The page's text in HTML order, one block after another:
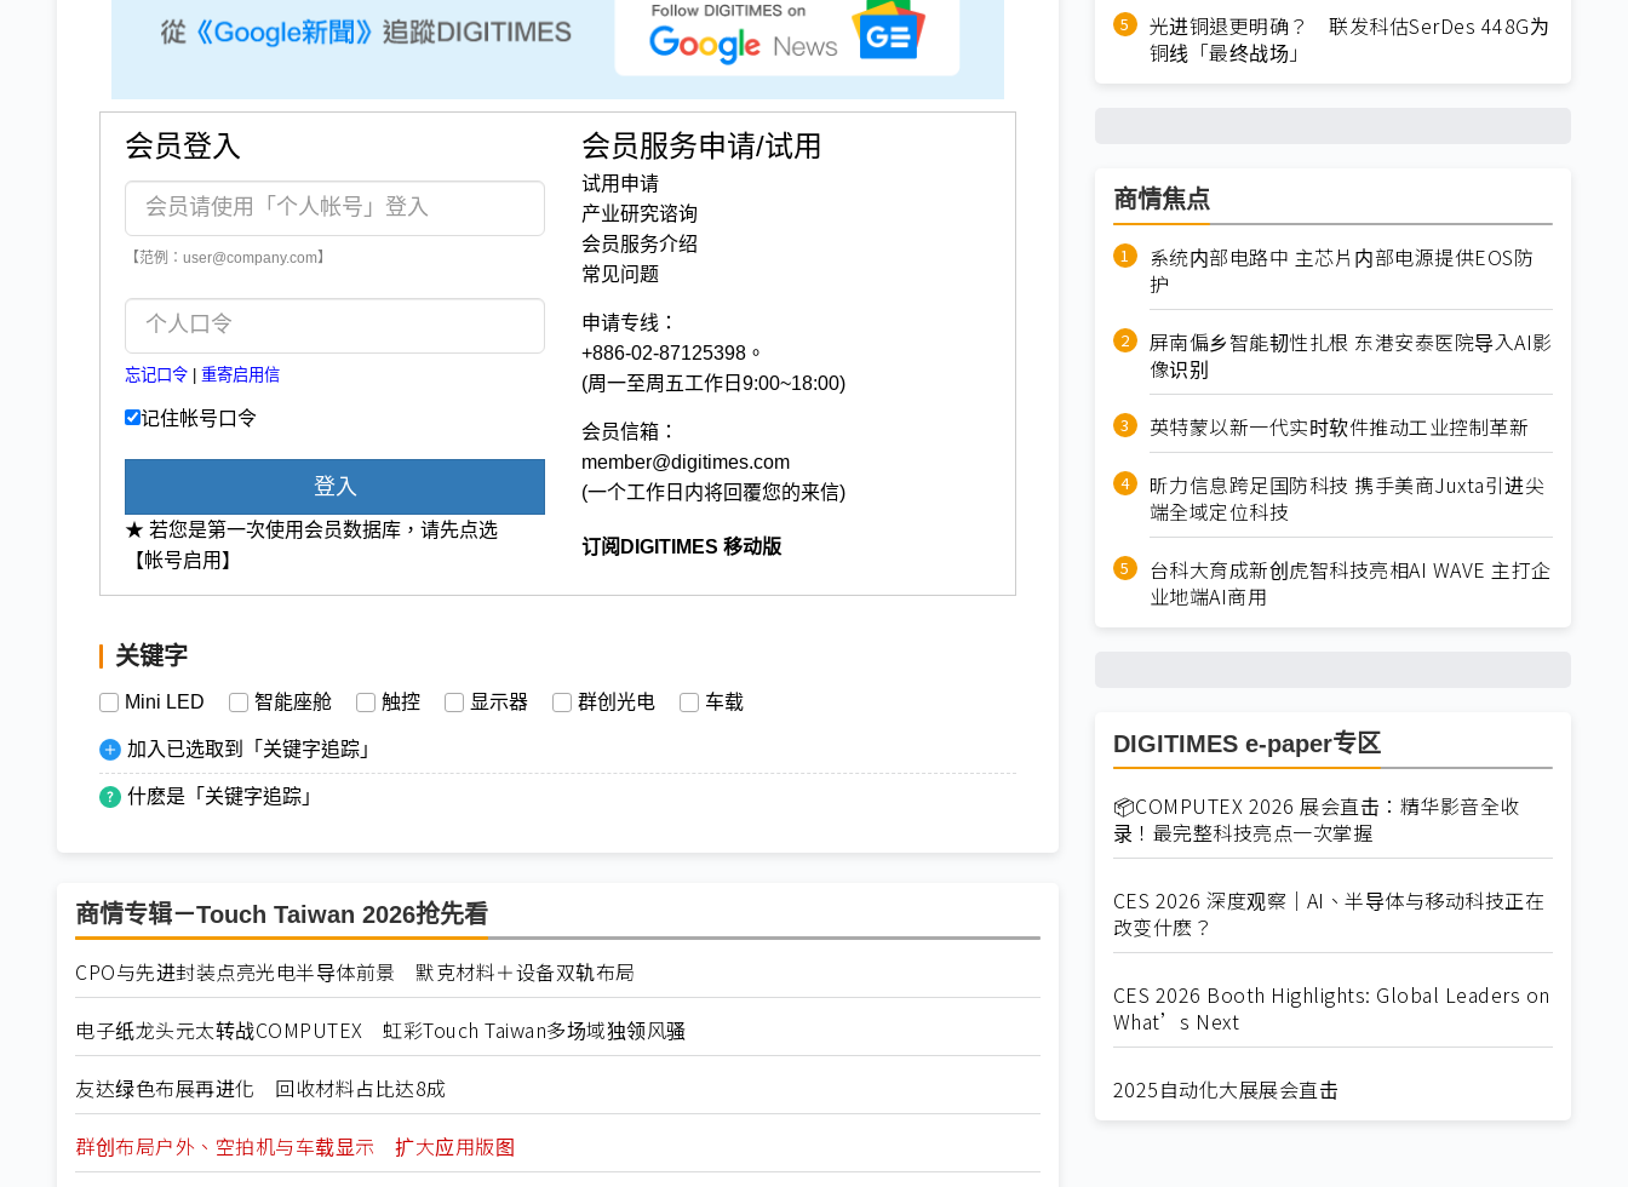
会员登入
【范例：user@company.com】
忘记口令 重寄启用信
记住帐号口令
登入
★ 若您是第一次使用会员数据库，请先点选
【帐号启用】
会员服务申请/试用
试用申请
产业研究谘询
会员服务介绍
常见问题
申请专线：
+886-02-87125398。
(周一至周五工作日9:00~18:00)
会员信箱：
member@digitimes.com
(一个工作日内将回覆您的来信)
订阅DIGITIMES 移动版
关键字
Mini LED 智能座舱 触控 显示器 群创光电 车载
加入已选取到「关键字追踪」
什麽是「关键字追踪」
商情专辑－Touch Taiwan 2026抢先看
CPO与先进封装点亮光电半导体前景 默克材料＋设备双轨布局
电子纸龙头元太转战COMPUTEX 虹彩Touch Taiwan多场域独领风骚
友达绿色布展再进化 回收材料占比达8成
群创布局户外、空拍机与车载显示 扩大应用版图
光进铜退更明确？ 联发科估SerDes 448G为
铜线「最终战场」
商情焦点
系统内部电路中 主芯片内部电源提供EOS防
护
屏南偏乡智能韧性扎根 东港安泰医院导入AI影
像识别
英特蒙以新一代实时软件推动工业控制革新
昕力信息跨足国防科技 携手美商Juxta引进尖
端全域定位科技
台科大育成新创虎智科技亮相AI WAVE 主打企
业地端AI商用
DIGITIMES e-paper专区
📦COMPUTEX 2026 展会直击：精华影音全收
录！最完整科技亮点一次掌握
CES 2026 深度观察｜AI、半导体与移动科技正在
改变什麽？
CES 2026 Booth Highlights: Global Leaders on
What’s Next
2025自动化大展展会直击